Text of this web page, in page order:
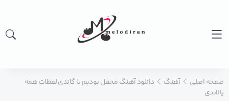
صفحه اصلی آهنگ
دانلود آهنگ محفل بودیم با گاندی لفظات همه
یالاندی